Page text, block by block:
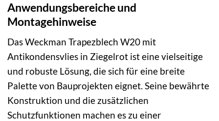
Anwendungsbereiche und
Montagehinweise
Das Weckman Trapezblech W20 mit
Antikondensvlies in Ziegelrot ist eine vielseitige
und robuste Lösung, die sich für eine breite
Palette von Bauprojekten eignet. Seine bewährte
Konstruktion und die zusätzlichen
Schutzfunktionen machen es zu einer